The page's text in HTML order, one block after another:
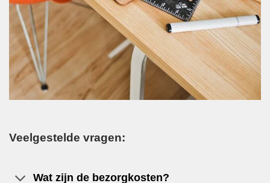
Veelgestelde vragen:
Wat zijn de bezorgkosten?